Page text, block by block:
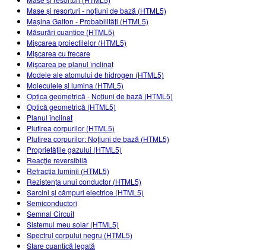
Mase și resorturi - noțiuni de bază (HTML5)
Mașina Galton - Probabilități (HTML5)
Măsurări cuantice (HTML5)
Mișcarea proiectilelor (HTML5)
Mişcarea cu frecare
Mişcarea pe planul înclinat
Modele ale atomului de hidrogen (HTML5)
Moleculele și lumina (HTML5)
Optica geometrică - Noțiuni de bază (HTML5)
Optică geometrică (HTML5)
Planul înclinat
Plutirea corpurilor (HTML5)
Plutirea corpurilor: Noțiuni de bază (HTML5)
Proprietățile gazului (HTML5)
Reacţie reversibilă
Refracția luminii (HTML5)
Rezistența unui conductor (HTML5)
Sarcini și câmpuri electrice (HTML5)
Semiconductori
Semnal Circuit
Sistemul meu solar (HTML5)
Spectrul corpului negru (HTML5)
Stare cuantică legată